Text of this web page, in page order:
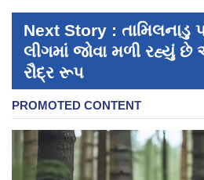
Next Story : તામિલનાડુ
લીગમાં જોવા મળી રહ્યું છે
રૌદ્ર રૂપ